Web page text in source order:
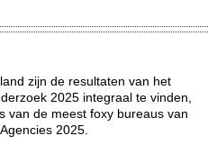
zijn de resultaten van het
2025 integraal te vinden,
van de meest foxy bureaus van
2025.